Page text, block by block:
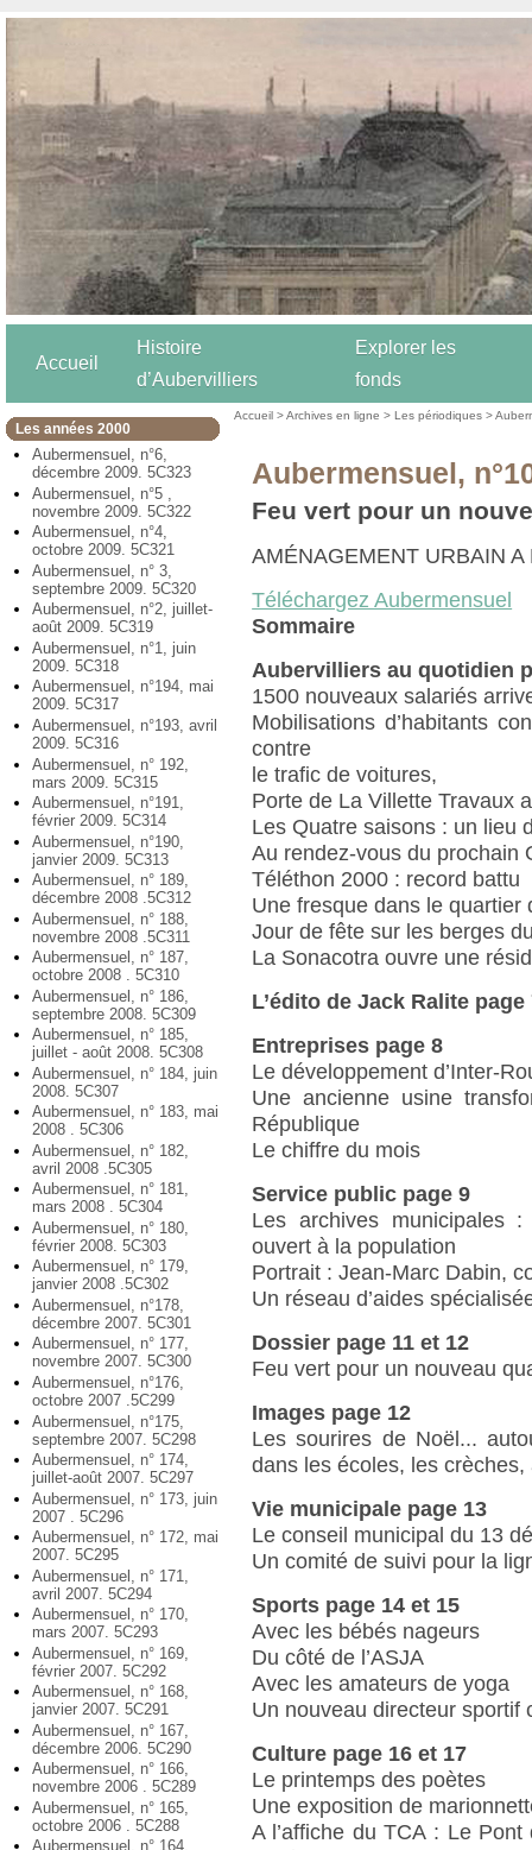
Accueil
Histoire
d’Aubervilliers
Explorer les
fonds
Les années 2000
Aubermensuel, n°6,
décembre 2009. 5C323
Aubermensuel, n°5 ,
novembre 2009. 5C322
Aubermensuel, n°4,
octobre 2009. 5C321
Aubermensuel, n° 3,
septembre 2009. 5C320
Aubermensuel, n°2, juillet-
août 2009. 5C319
Aubermensuel, n°1, juin
2009. 5C318
Aubermensuel, n°194, mai
2009. 5C317
Aubermensuel, n°193, avril
2009. 5C316
Aubermensuel, n° 192,
mars 2009. 5C315
Aubermensuel, n°191,
février 2009. 5C314
Aubermensuel, n°190,
janvier 2009. 5C313
Aubermensuel, n° 189,
décembre 2008 .5C312
Aubermensuel, n° 188,
novembre 2008 .5C311
Aubermensuel, n° 187,
octobre 2008 . 5C310
Aubermensuel, n° 186,
septembre 2008. 5C309
Aubermensuel, n° 185,
juillet - août 2008. 5C308
Aubermensuel, n° 184, juin
2008. 5C307
Aubermensuel, n° 183, mai
2008 . 5C306
Aubermensuel, n° 182,
avril 2008 .5C305
Aubermensuel, n° 181,
mars 2008 . 5C304
Aubermensuel, n° 180,
février 2008. 5C303
Aubermensuel, n° 179,
janvier 2008 .5C302
Aubermensuel, n°178,
décembre 2007. 5C301
Aubermensuel, n° 177,
novembre 2007. 5C300
Aubermensuel, n°176,
octobre 2007 .5C299
Aubermensuel, n°175,
septembre 2007. 5C298
Aubermensuel, n° 174,
juillet-août 2007. 5C297
Aubermensuel, n° 173, juin
2007 . 5C296
Aubermensuel, n° 172, mai
2007. 5C295
Aubermensuel, n° 171,
avril 2007. 5C294
Aubermensuel, n° 170,
mars 2007. 5C293
Aubermensuel, n° 169,
février 2007. 5C292
Aubermensuel, n° 168,
janvier 2007. 5C291
Aubermensuel, n° 167,
décembre 2006. 5C290
Aubermensuel, n° 166,
novembre 2006 . 5C289
Aubermensuel, n° 165,
octobre 2006 . 5C288
Aubermensuel, n° 164,
Accueil >Archives en ligne >Les périodiques >
Aubermensuel,
Feu vert pour un
AMÉNAGEMENT URBAIN A
Téléchargez Aubermensuel
Sommaire
Aubervilliers au quotidien
1500 nouveaux salariés
Mobilisations d’habitants
contre
le trafic de voitures,
Porte de La Villette Travaux
Les Quatre saisons : un lieu
Au rendez-vous du prochain
Téléthon 2000 : record battu
Une fresque dans le quartier
Jour de fête sur les berges
La Sonacotra ouvre une
L’édito de Jack Ralite page
Entreprises page 8
Le développement d’Inter-
Une ancienne usine
République
Le chiffre du mois
Service public page 9
Les archives municipales
ouvert à la population
Portrait : Jean-Marc Dabin,
Un réseau d’aides
Dossier page 11 et 12
Feu vert pour un nouveau
Images page 12
Les sourires de Noël...
dans les écoles, les
Vie municipale page 13
Le conseil municipal du 13
Un comité de suivi pour la
Sports page 14 et 15
Avec les bébés nageurs
Du côté de l’ASJA
Avec les amateurs de yoga
Un nouveau directeur sportif
Culture page 16 et 17
Le printemps des poètes
Une exposition de
A l’affiche du TCA : Le